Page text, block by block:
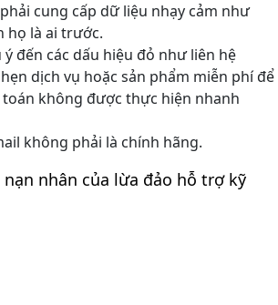
cung cấp dữ liệu nhạy cảm như
họ là ai trước.
đến các dấu hiệu đỏ như liên hệ
dịch vụ hoặc sản phẩm miễn phí để
không được thực hiện nhanh
không phải là chính hãng.
nhân của lừa đảo hỗ trợ kỹ